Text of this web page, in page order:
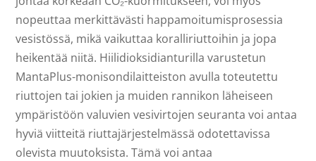
nopeuttaa merkittävästi happamoitumisprosessia
vesistössä, mikä vaikuttaa koralliriuttoihin ja jopa
heikentää niitä. Hiilidioksidianturilla varustetun
MantaPlus-monisondilaitteiston avulla toteutettu
riuttojen tai jokien ja muiden rannikon läheiseen
ympäristöön valuvien vesivirtojen seuranta voi antaa
hyviä viitteitä riuttajärjestelmässä odotettavissa
olevista muutoksista. Tämä voi antaa